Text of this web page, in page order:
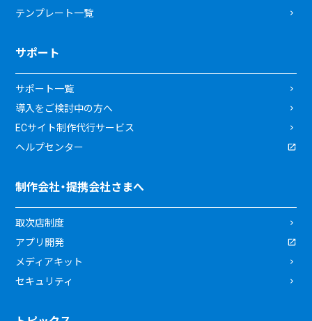
テンプレート一覧
サポート
サポート一覧
導入をご検討中の方へ
ECサイト制作代行サービス
ヘルプセンター
制作会社・提携会社さまへ
取次店制度
アプリ開発
メディアキット
セキュリティ